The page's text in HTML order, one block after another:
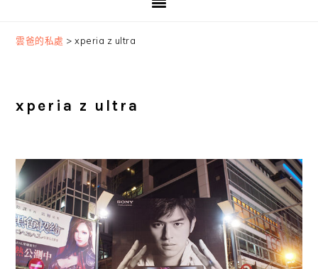
雲爸的私處 >xperia z ultra
xperia z ultra